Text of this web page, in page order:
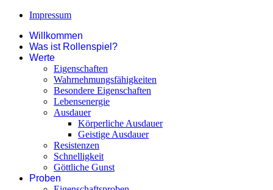
Impressum
Willkommen
Was ist Rollenspiel?
Werte
Eigenschaften
Wahrnehmungsfähigkeiten
Besondere Eigenschaften
Lebensenergie
Ausdauer
Körperliche Ausdauer
Geistige Ausdauer
Resistenzen
Schnelligkeit
Göttliche Gunst
Proben